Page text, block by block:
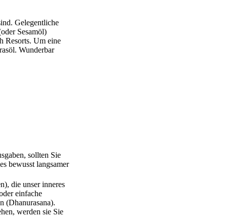
Gelegentliche
Sesamöl)
Resorts. Um eine
Wunderbar
sollten Sie
bewusst langsamer
die unser inneres
einfache
(Dhanurasana).
werden sie Sie